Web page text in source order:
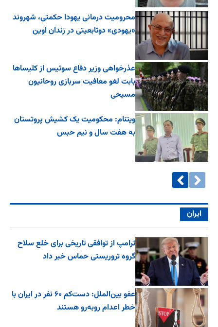
محرومیت درمانی یهودا حکمتی، شهروند
«یهودی» دوتابعیتی در زندان اوین
عذرخواهی وزیر دفاع سوئیس از کلیساها
بابت لغو معافیت سربازی روحانیون
مسیحی
ویتنام: محکومیت یک کشیش پروتستان
به هفت سال و نیم حبس
ایران
ترامپ از توافقی تاریخی برای خلع ‌سلاح
گروه تروریستی حماس خبر داد
عفو بین‌الملل: دست‌کم ۶۰ نفر در ایران با
خطر اعدام روبه‌رو هستند